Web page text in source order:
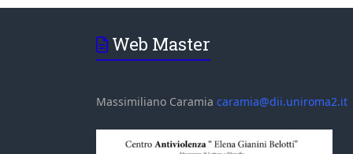
Web Master
Massimiliano Caramia caramia@dii.uniroma2.it